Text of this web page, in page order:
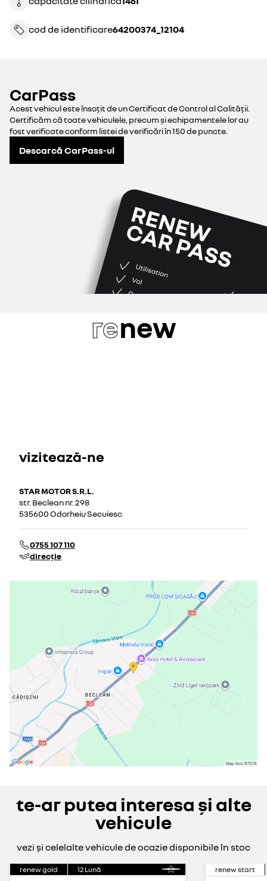
cod de identificare 64200374_12104
CarPass
Acest vehicul este însoțit de un Certificat de Control al Calității.
Certificăm că toate vehiculele, precum și echipamentele lor au
fost verificate conform listei de verificări în 150 de puncte.
Descarcă CarPass-ul
renew
vizitează-ne
STAR MOTOR S.R.L.
str. Beclean nr. 298
535600 Odorheiu Secuiesc
0755 107 110
direcție
te-ar putea interesa și alte
vehicule
vezi și celelalte vehicule de ocazie disponibile în stoc
renew gold 12 Lună renew start